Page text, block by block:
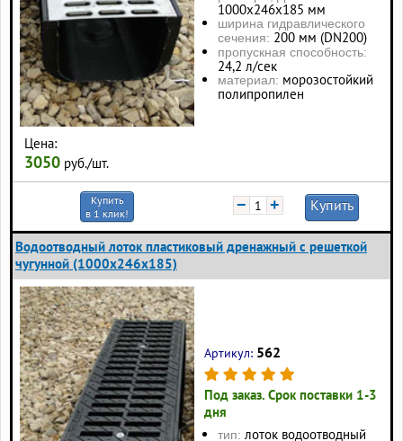
Цена:
3050 руб./шт.
1000х246х185 мм
ширина гидравлического
сечения: 200 мм (DN200)
пропускная способность:
24,2 л/сек
материал: морозостойкий
полипропилен
Купить
в 1 клик!
− + Купить
Водоотводный лоток пластиковый дренажный с решеткой
чугунной (1000x246x185)
Артикул: 562
Под заказ. Срок поставки 1-3
дня
тип: лоток водоотводный